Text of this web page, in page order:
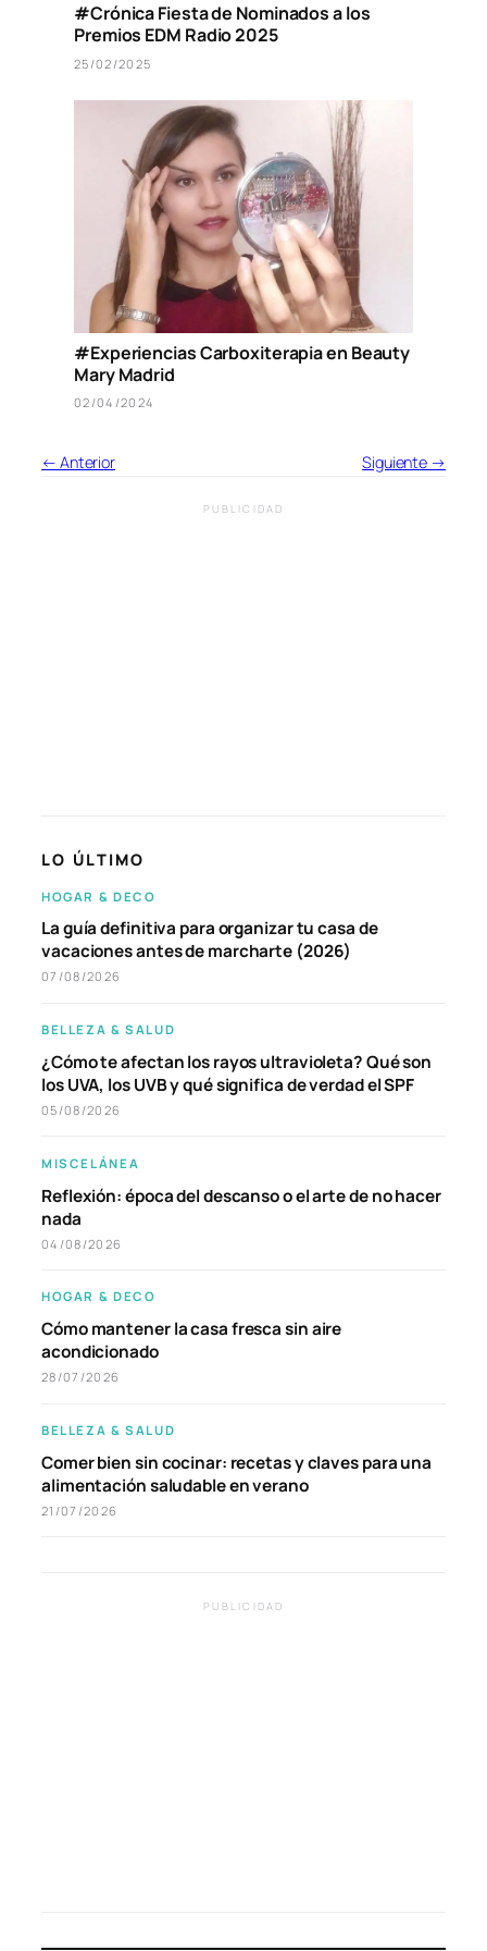
#Crónica Fiesta de Nominados a los
Premios EDM Radio 2025
25/02/2025
#Experiencias Carboxiterapia en Beauty
Mary Madrid
02/04/2024
← Anterior Siguiente →
PUBLICIDAD
LO ÚLTIMO
HOGAR & DECO
La guía definitiva para organizar tu casa de
vacaciones antes de marcharte (2026)
07/08/2026
BELLEZA & SALUD
¿Cómo te afectan los rayos ultravioleta? Qué son
los UVA, los UVB y qué significa de verdad el SPF
05/08/2026
MISCELÁNEA
Reflexión: época del descanso o el arte de no hacer
nada
04/08/2026
HOGAR & DECO
Cómo mantener la casa fresca sin aire
acondicionado
28/07/2026
BELLEZA & SALUD
Comer bien sin cocinar: recetas y claves para una
alimentación saludable en verano
21/07/2026
PUBLICIDAD